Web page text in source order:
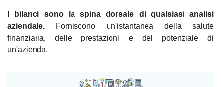
I bilanci sono la spina dorsale di qualsiasi analisi
aziendale.
Forniscono un'istantanea della salute
finanziaria, delle prestazioni e del potenziale di
un'azienda.